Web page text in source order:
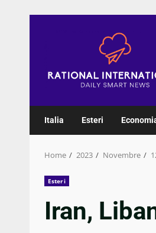
Italia Esteri
Home 2023 Novembre
Esteri
Iran,